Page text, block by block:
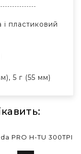
пластиковий
5 г (55 мм)